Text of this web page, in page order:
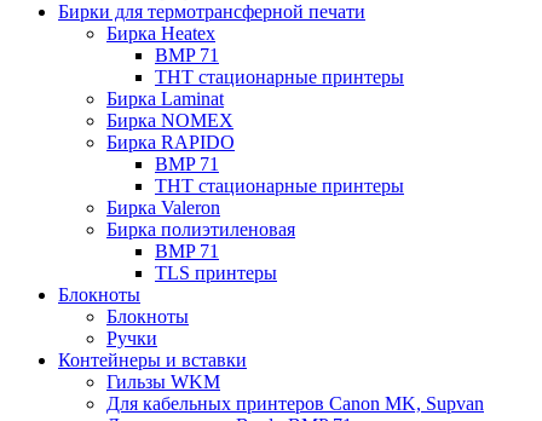
Бирки для термотрансферной печати
Бирка Heatex
BMP 71
THT стационарные принтеры
Бирка Laminat
Бирка NOMEX
Бирка RAPIDO
BMP 71
THT стационарные принтеры
Бирка Valeron
Бирка полиэтиленовая
BMP 71
TLS принтеры
Блокноты
Блокноты
Ручки
Контейнеры и вставки
Гильзы WKM
Для кабельных принтеров Canon MK, Supvan